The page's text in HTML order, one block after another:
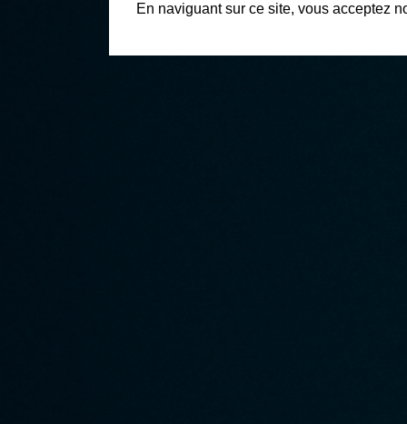
En naviguant sur ce site, vous acceptez